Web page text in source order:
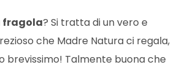
fragola? Si tratta di un vero e
che Madre Natura ci regala,
brevissimo! Talmente buona che